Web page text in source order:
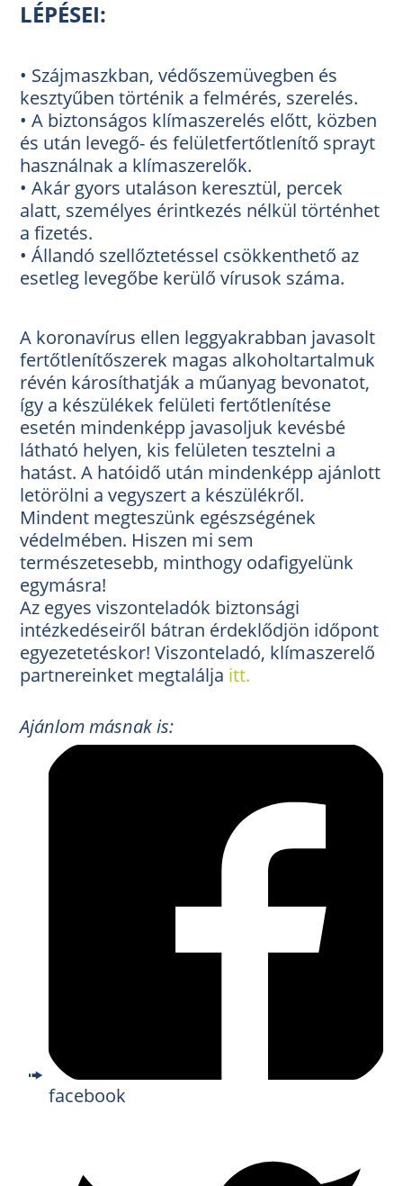
LÉPÉSEI:
• Szájmaszkban, védőszemüvegben és
kesztyűben történik a felmérés, szerelés.
• A biztonságos klímaszerelés előtt, közben
és után levegő- és felületfertőtlenítő sprayt
használnak a klímaszerelők.
• Akár gyors utaláson keresztül, percek
alatt, személyes érintkezés nélkül történhet
a fizetés.
• Állandó szellőztetéssel csökkenthető az
esetleg levegőbe kerülő vírusok száma.
A koronavírus ellen leggyakrabban javasolt
fertőtlenítőszerek magas alkoholtartalmuk
révén károsíthatják a műanyag bevonatot,
így a készülékek felületi fertőtlenítése
esetén mindenképp javasoljuk kevésbé
látható helyen, kis felületen tesztelni a
hatást. A hatóidő után mindenképp ajánlott
letörölni a vegyszert a készülékről.
Mindent megteszünk egészségének
védelmében. Hiszen mi sem
természetesebb, minthogy odafigyelünk
egymásra!
Az egyes viszonteladók biztonsági
intézkedéseiről bátran érdeklődjön időpont
egyezetetéskor! Viszonteladó, klímaszerelő
partnereinket megtalálja itt.
Ajánlom másnak is:
facebook